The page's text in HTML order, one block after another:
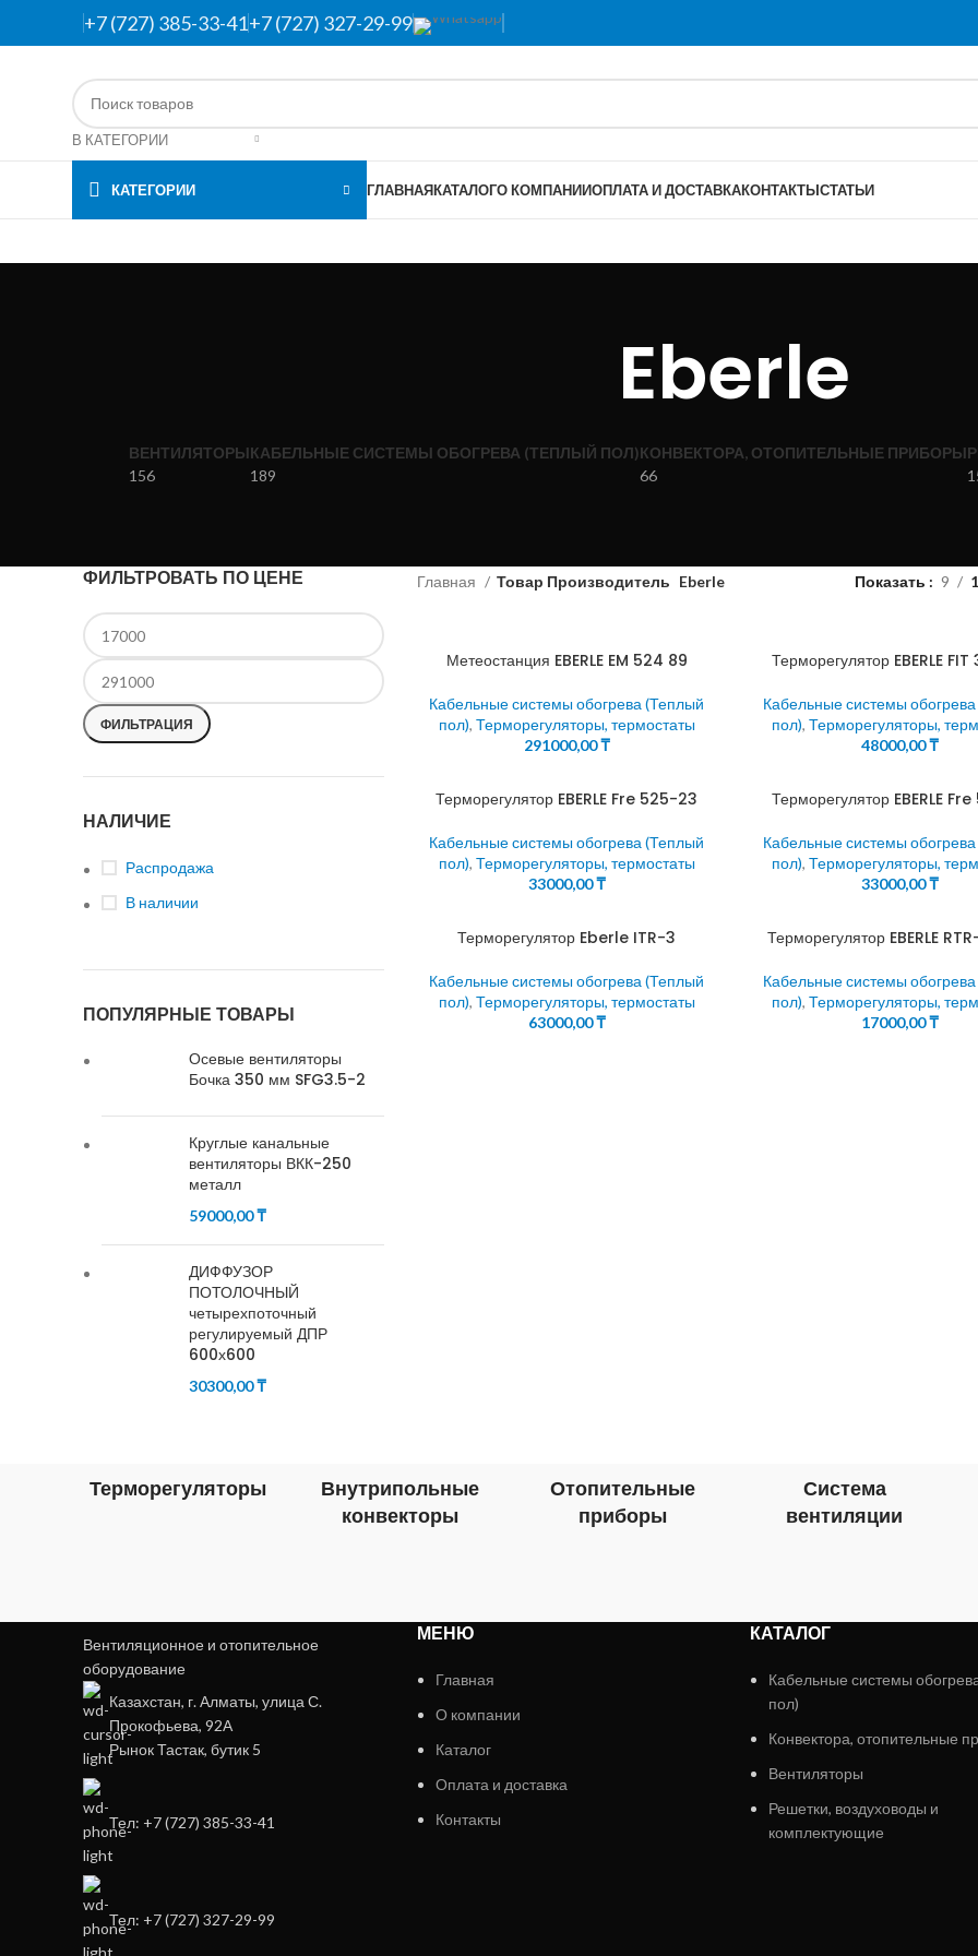
+7 (727) 385-33-41+7 (727) 327-29-99
В КАТЕГОРИИ
КАТЕГОРИИ ГЛАВНАЯКАТАЛОГО КОМПАНИИОПЛАТА И ДОСТАВКАКОНТАКТЫСТАТЬИ
Eberle
ВЕНТИЛЯТОРЫ
156
КАБЕЛЬНЫЕ СИСТЕМЫ ОБОГРЕВА (ТЕПЛЫЙ ПОЛ)
189
КОНВЕКТОРА, ОТОПИТЕЛЬНЫЕ ПРИБОРЫ
66
ФИЛЬТРОВАТЬ ПО ЦЕНЕ
ФИЛЬТРАЦИЯ
НАЛИЧИЕ
Распродажа
В наличии
ПОПУЛЯРНЫЕ ТОВАРЫ
Осевые вентиляторы
Бочка 350 мм SFG3.5-2
Круглые канальные
вентиляторы ВКК-250
металл
59000,00₸
ДИФФУЗОР
ПОТОЛОЧНЫЙ
четырехпоточный
регулируемый ДПР
600х600
30300,00₸
Главная Товар Производитель Eberle Показать 9
Метеостанция EBERLE EM 524 89
Кабельные системы обогрева (Теплый
пол), Терморегуляторы, термостаты
291000,00₸
Терморегулятор EBERLE
Кабельные системы
пол),Терморегуляторы,
48000,00₸
Терморегулятор EBERLE Fre 525-23
Кабельные системы обогрева (Теплый
пол), Терморегуляторы, термостаты
33000,00₸
Терморегулятор EBERLE
Кабельные системы
пол),Терморегуляторы,
33000,00₸
Терморегулятор Eberle ITR-3
Кабельные системы обогрева (Теплый
пол), Терморегуляторы, термостаты
63000,00₸
Терморегулятор EBERLE
Кабельные системы
пол),Терморегуляторы,
17000,00₸
Терморегуляторы
Внутрипольные
конвекторы
Отопительные
приборы
Система
вентиляции
Вентиляционное и отопительное
оборудование
Казахстан, г. Алматы, улица С.
Прокофьева, 92А
Рынок Тастак, бутик 5
Тел: +7 (727) 385-33-41
Тел: +7 (727) 327-29-99
МЕНЮ
Главная
О компании
Каталог
Оплата и доставка
Контакты
КАТАЛОГ
Кабельные системы
пол)
Конвектора, отопительные
Вентиляторы
Решетки, воздуховоды и
комплектующие